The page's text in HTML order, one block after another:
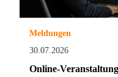
Meldungen
30.07.2026
Online-